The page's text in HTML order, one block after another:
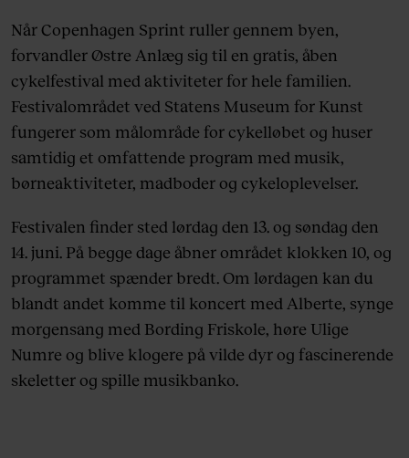
Når Copenhagen Sprint ruller gennem byen,
forvandler Østre Anlæg sig til en gratis, åben
cykelfestival med aktiviteter for hele familien.
Festivalområdet ved Statens Museum for Kunst
fungerer som målområde for cykelløbet og huser
samtidig et omfattende program med musik,
børneaktiviteter, madboder og cykeloplevelser.
Festivalen finder sted lørdag den 13. og søndag den
14. juni. På begge dage åbner området klokken 10, og
programmet spænder bredt. Om lørdagen kan du
blandt andet komme til koncert med Alberte, synge
morgensang med Bording Friskole, høre Ulige
Numre og blive klogere på vilde dyr og fascinerende
skeletter og spille musikbanko.